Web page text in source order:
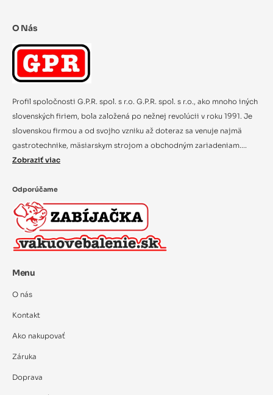
O Nás
Profil spoločnosti G.P.R. spol. s r.o. G.P.R. spol. s r.o., ako mnoho iných
slovenských firiem, bola založená po nežnej revolúcii v roku 1991. Je
slovenskou firmou a od svojho vzniku až doteraz sa venuje najmä
gastrotechnike, mäsiarskym strojom a obchodným zariadeniam....
Zobraziť viac
Odporúčame
Menu
O nás
Kontakt
Ako nakupovať
Záruka
Doprava